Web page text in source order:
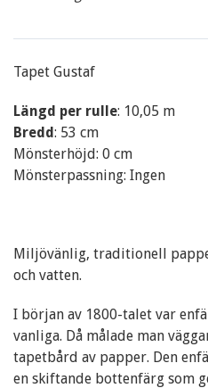
Tapet Gustaf
Längd per rulle: 10,05 m
Bredd: 53 cm
Mönsterhöjd: 0 cm
Mönsterpassning: Ingen
Miljövänlig, traditionell
och vatten.
I början av 1800-talet var
vanliga. Då målade man
tapetbård av papper. Den
en skiftande bottenfärg som